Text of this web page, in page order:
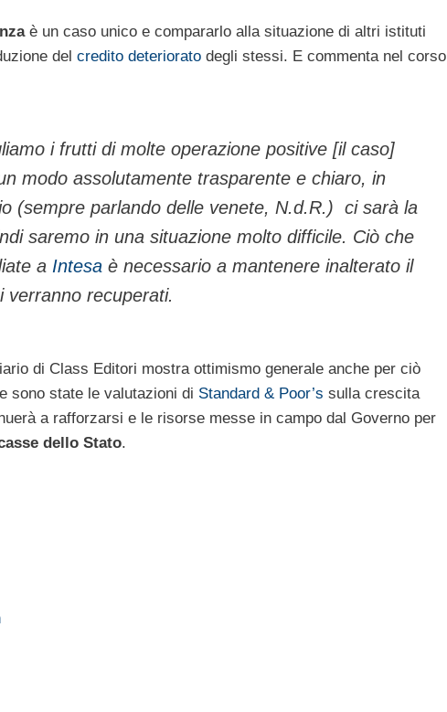
è un caso unico e compararlo alla situazione di altri istituti
del credito deteriorato degli stessi. E commenta nel corso
i frutti di molte operazione positive [il caso]
modo assolutamente trasparente e chiaro, in
(sempre parlando delle venete, N.d.R.) ci sarà la
saremo in una situazione molto difficile. Ciò che
a Intesa è necessario a mantenere inalterato il
verranno recuperati.
di Class Editori mostra ottimismo generale anche per ciò
sono state le valutazioni di Standard & Poor’s sulla crescita
a rafforzarsi e le risorse messe in campo dal Governo per
dello Stato.